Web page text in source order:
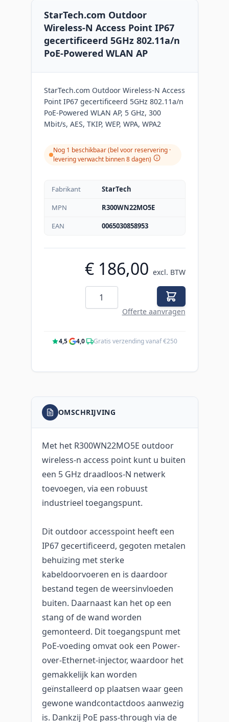
StarTech.com Outdoor
Wireless-N Access Point IP67
gecertificeerd 5GHz 802.11a/n
PoE-Powered WLAN AP
StarTech.com Outdoor Wireless-N Access
Point IP67 gecertificeerd 5GHz 802.11a/n
PoE-Powered WLAN AP, 5 GHz, 300
Mbit/s, AES, TKIP, WEP, WPA, WPA2
Nog 1 beschikbaar (bel voor reservering ·
levering verwacht binnen 8 dagen)
Fabrikant
StarTech
MPN
R300WN22MO5E
EAN
0065030858953
€ 186,00 excl. BTW
Aantal
Offerte aanvragen
4,5· 4,0· Gratis verzending vanaf €250
OMSCHRIJVING
Met het R300WN22MO5E outdoor
wireless-n access point kunt u buiten
een 5 GHz draadloos-N netwerk
toevoegen, via een robuust
industrieel toegangspunt.
Dit outdoor accesspoint heeft een
IP67 gecertificeerd, gegoten metalen
behuizing met sterke
kabeldoorvoeren en is daardoor
bestand tegen de weersinvloeden
buiten. Daarnaast kan het op een
stang of de wand worden
gemonteerd. Dit toegangspunt met
PoE-voeding omvat ook een Power-
over-Ethernet-injector, waardoor het
gemakkelijk kan worden
geïnstalleerd op plaatsen waar geen
gewone wandcontactdoos aanwezig
is. Dankzij PoE pass-through via de